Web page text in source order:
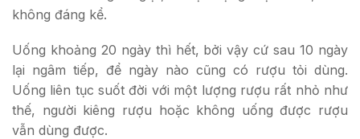
không đáng kể.
Uống khoảng 20 ngày thì hết, bởi vậy cứ sau 10 ngày
lại ngâm tiếp, để ngày nào cũng có rượu tỏi dùng.
Uống liên tục suốt đời với một lượng rượu rất nhỏ như
thế, người kiêng rượu hoặc không uống được rượu
vẫn dùng được.